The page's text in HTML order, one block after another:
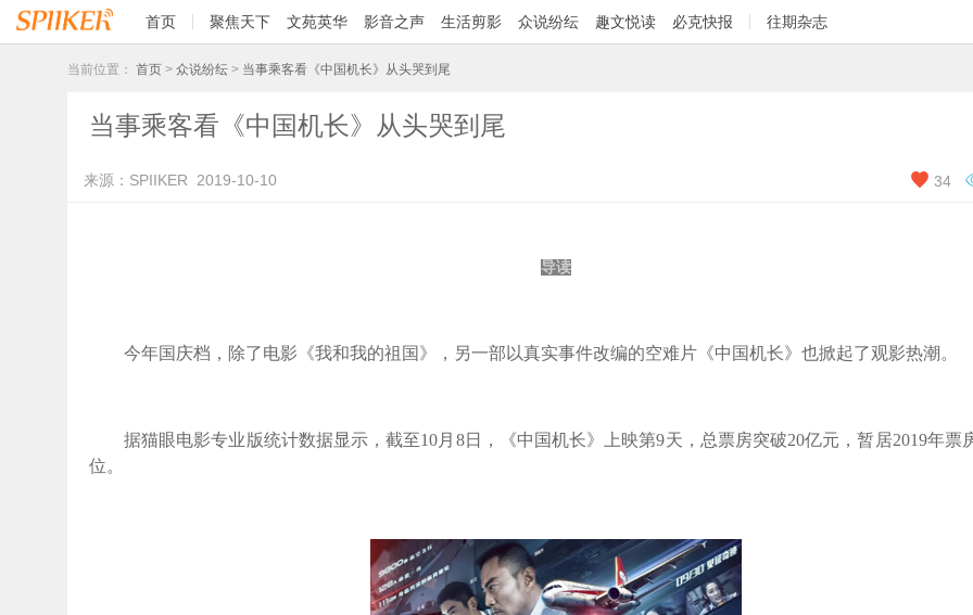
首页 聚焦天下 文苑英华 影音之声 生活剪影 众说纷纭 趣文悦读 必克快报 往期杂志
当前位置： 首页 > 众说纷纭 > 当事乘客看《中国机长》从头哭到尾
当事乘客看《中国机长》从头哭到尾
 34
来源：SPIIKER 2019-10-10
导读
今年国庆档，除了电影《我和我的祖国》，另一部以真实事件改编的空难片《中国机长》也掀起了观影热潮。
据猫眼电影专业版统计数据显示，截至10月 8日，《中国机长》上映第9天，总票房突破20亿元，暂居2019年票
位。